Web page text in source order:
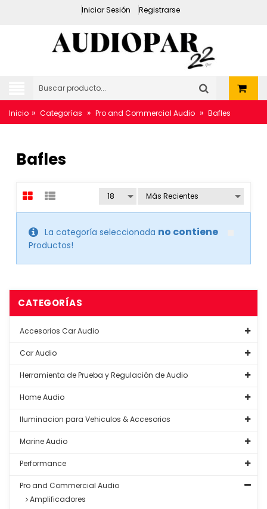
Iniciar Sesión Registrarse
Inicio » Categorías » Pro and Commercial Audio » Bafles
Bafles
La categoría seleccionada no contiene
Productos!
CATEGORÍAS
Accesorios Car Audio
Car Audio
Herramienta de Prueba y Regulación de Audio
Home Audio
Iluminacion para Vehiculos & Accesorios
Marine Audio
Performance
Pro and Commercial Audio
Amplificadores